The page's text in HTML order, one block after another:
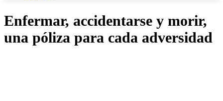
Enfermar, accidentarse y morir,
una póliza para cada adversidad